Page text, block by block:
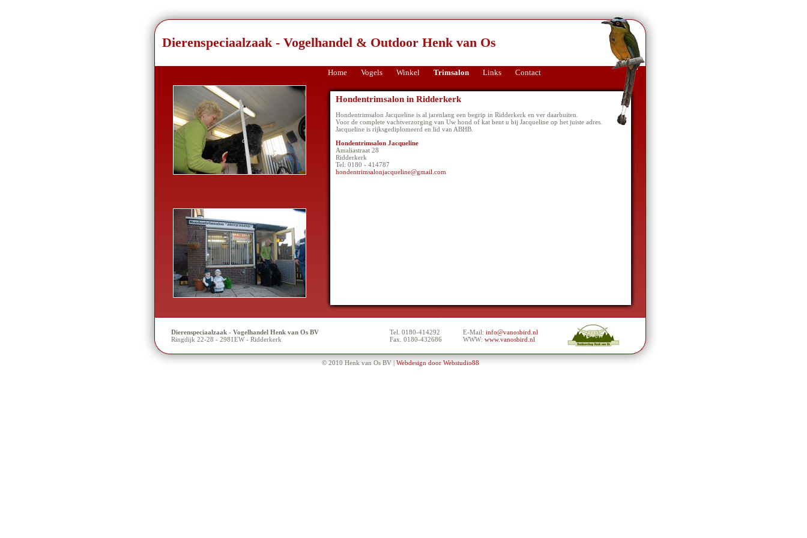
Dierenspeciaalzaak - Vogelhandel & Outdoor Henk van Os
Home Vogels Winkel Trimsalon Links Contact
Hondentrimsalon in Ridderkerk
Hondentrimsalon Jacqueline is al jarenlang een begrip in Ridderkerk en ver daarbuiten.
Voor de complete vachtverzorging van Uw hond of kat bent u bij Jacqueline op het juiste adres.
Jacqueline is rijksgediplomeerd en lid van ABHB.
Hondentrimsalon Jacqueline
Amaliastraat 28
Ridderkerk
Tel: 0180 - 414787
hondentrimsalonjacqueline@gmail.com
Dierenspeciaalzaak - Vogelhandel Henk van Os BV
Ringdijk 22-28 - 2981EW - Ridderkerk
Tel. 0180-414292
Fax. 0180-432686
E-Mail: info@vanosbird.nl
WWW: www.vanosbird.nl
© 2010 Henk van Os BV | Webdesign door Webstudio88